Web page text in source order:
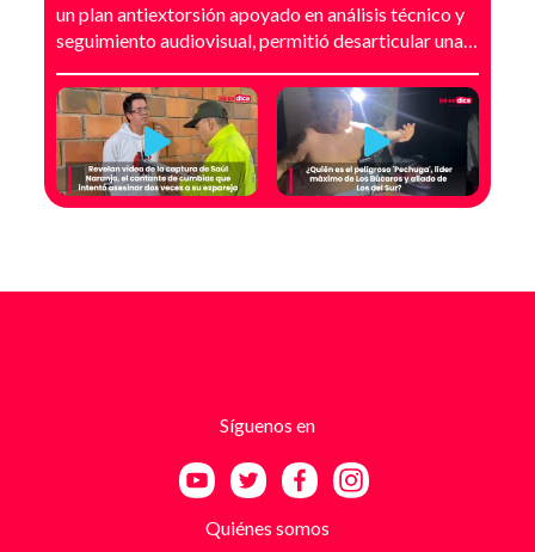
un plan antiextorsión apoyado en análisis técnico y
seguimiento audiovisual, permitió desarticular una
digitales, suplantación de grupos armados y presión
directa sobre establecimientos comerciales. La
investigación no comenzó con la captura, sino con el
temor de un comerciante que empezó a recibir
mensajes y llamadas en las que le exigían dinero a
a las amenazas. Las exigencias económicas variaban
entre uno y cinco millones de pesos, dependiendo de
la supuesta “capacidad de pago” de cada víctima. A
antiextorsión que se extendió por varios sectores
Síguenos en
Quiénes somos